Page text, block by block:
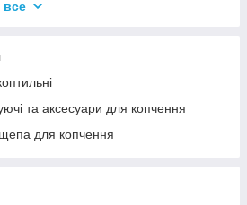
ємності
все
та аксесуари для копчення
для копчення